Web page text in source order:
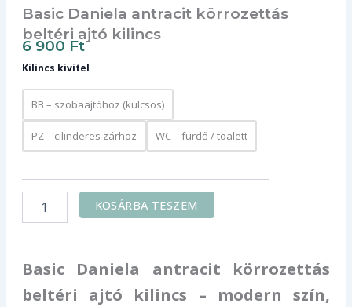
Basic Daniela antracit körrozettás
beltéri ajtó kilincs
6 900 Ft
Kilincs kivitel
BB – szobaajtóhoz (kulcsos)
PZ – cilinderes zárhoz WC – fürdő / toalett
Daniela
antracit
körrozettás
beltéri
ajtó
kilincs
KOSÁRBA TESZEM
Basic Daniela antracit körrozettás
beltéri ajtó kilincs – modern szín,